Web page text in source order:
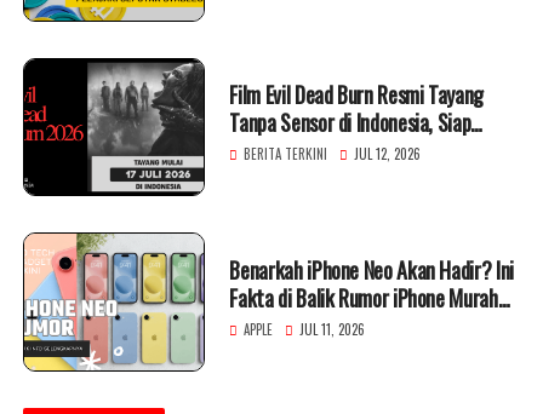
Film Evil Dead Burn Resmi Tayang
Tanpa Sensor di Indonesia, Siap
Hadirkan Horor Brutal
BERITA TERKINI JUL 12, 2026
Benarkah iPhone Neo Akan Hadir? Ini
Fakta di Balik Rumor iPhone Murah
Apple
APPLE JUL 11, 2026